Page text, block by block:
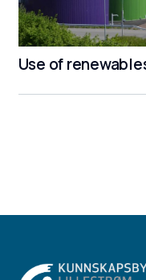
Use of